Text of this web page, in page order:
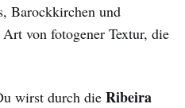
Barockkirchen und
von fotogener Textur, die
wirst durch die Ribeira